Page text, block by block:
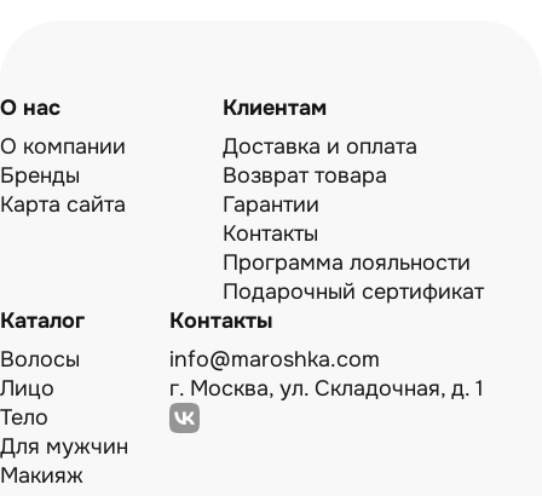
О нас
О компании
Бренды
Карта сайта
Клиентам
Доставка и оплата
Возврат товара
Гарантии
Контакты
Программа лояльности
Подарочный сертификат
Каталог
Волосы
Лицо
Тело
Для мужчин
Макияж
Контакты
info@maroshka.com
г. Москва, ул. Складочная, д. 1